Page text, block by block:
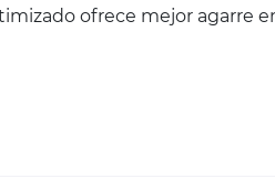
ofrece mejor agarre